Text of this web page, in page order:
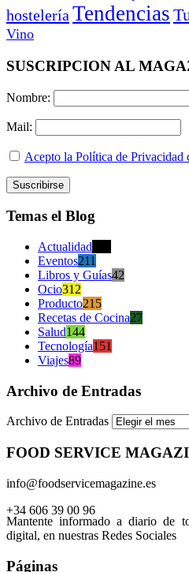
hostelería Tendencias
Vino
SUSCRIPCION AL
Nombre:
Mail:
Acepto la Política de Privacidad
Temas el Blog
Actualidad
Eventos211
Libros y Guías42
Ocio312
Producto215
Recetas de Cocina27
Salud144
Tecnología151
Viajes89
Archivo de Entradas
Archivo de Entradas
FOOD SERVICE
info@foodservicemagazine.es
+34 606 39 00 96
Mantente informado a diario de
digital, en nuestras Redes Sociales
Páginas